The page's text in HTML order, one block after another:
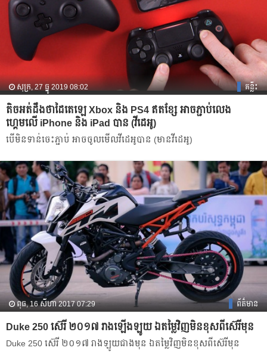
សុក្រ, 27 ធ្នូ 2019 08:02 គន្លឹះ
តិចអត់ដឹងថាដៃតេឡេ Xbox និង PS4 ឥតខ្សែ អាចភ្ជាប់លេង
ហ្គេមលើ iPhone និង iPad បាន (វីដេអូ)
បើមិនទាន់ចេះភ្ជាប់ អាចចូលមើលវីដេអូបាន​ (មានវីដេអូ)
ពុធ, 16 សីហា 2017 07:29 ព័ត៌មាន
Duke 250 ស៊េរី ២០១៧ រាង​​​ឡើង​ឡូយ ឯតម្លៃ​​វិញ​​មិន​ខុស​ពី​ស៊េរី​មុន​
Duke 250 ស៊េរី ២០១៧ រាង​​ឡូយ​ជាង​មុន ឯ​តម្លៃ​​វិញ​​មិន​ខុស​ពី​ស៊េរី​មុន​